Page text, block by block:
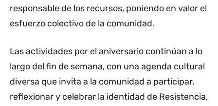
responsable de los recursos, poniendo en valor el
esfuerzo colectivo de la comunidad.
Las actividades por el aniversario continúan a lo
largo del fin de semana, con una agenda cultural
diversa que invita a la comunidad a participar,
reflexionar y celebrar la identidad de Resistencia,